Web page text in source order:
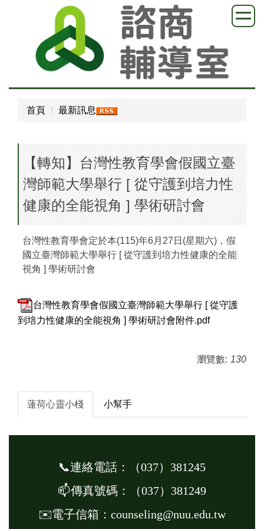
首頁
最新訊息
【轉知】台灣性教育學會假國立臺
灣師範大學舉行 [ 從守護到培力性
健康的全能視角 ] 學術研討會
台灣性教育學會定於本(115)年6月27日(星期六)，假
國立臺灣師範大學舉行 [ 從守護到培力性健康的全能
視角 ] 學術研討會
台灣性教育學會假國立臺灣師範大學舉行 [ 從守護
到培力性健康的全能視角 ] 學術研討會附件.pdf
瀏覽數: 130
蓮荷心靈小棧 小幫手
📞連絡電話： （037） 381245
📫傳真號碼： （037） 381249
✉️電子信箱：counseling@nuu.edu.tw